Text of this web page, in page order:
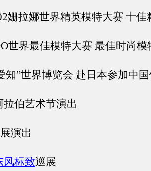
拉娜世界精英模特大赛 十佳
界最佳模特大赛 最佳时尚模
”世界博览会 赴日本参加中国
伯艺术节演出
演出
风标致巡展